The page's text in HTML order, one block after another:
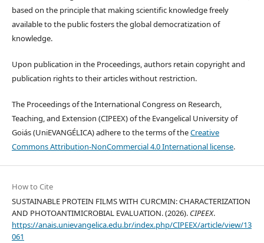
based on the principle that making scientific knowledge freely
available to the public fosters the global democratization of
knowledge.
Upon publication in the Proceedings, authors retain copyright and
publication rights to their articles without restriction.
The Proceedings of the International Congress on Research,
Teaching, and Extension (CIPEEX) of the Evangelical University of
Goiás (UniEVANGÉLICA) adhere to the terms of theCreative
Commons Attribution-NonCommercial 4.0 International license.
How to Cite
SUSTAINABLE PROTEIN FILMS WITH CURCMIN: CHARACTERIZATION
AND PHOTOANTIMICROBIAL EVALUATION. (2026). CIPEEX.
https://anais.unievangelica.edu.br/index.php/CIPEEX/article/view/13
061